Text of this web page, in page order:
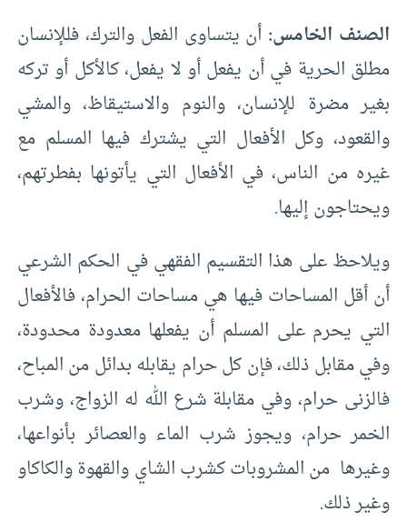
الصنف الخامس: أن يتساوى الفعل والترك، فللإنسان
مطلق الحرية في أن يفعل أو لا يفعل، كالأكل أو تركه
بغير مضرة للإنسان، والنوم والاستيقاظ، والمشي
والقعود، وكل الأفعال التي يشترك فيها المسلم مع
غيره من الناس، في الأفعال التي يأتونها بفطرتهم،
ويحتاجون إليها.
ويلاحظ على هذا التقسيم الفقهي في الحكم الشرعي
أن أقل المساحات فيها هي مساحات الحرام، فالأفعال
التي يحرم على المسلم أن يفعلها معدودة محدودة،
وفي مقابل ذلك، فإن كل حرام يقابله بدائل من المباح،
فالزنى حرام، وفي مقابلة شرع الله له الزواج، وشرب
الخمر حرام، ويجوز شرب الماء والعصائر بأنواعها،
وغيرها من المشروبات كشرب الشاي والقهوة والكاكاو
وغير ذلك.